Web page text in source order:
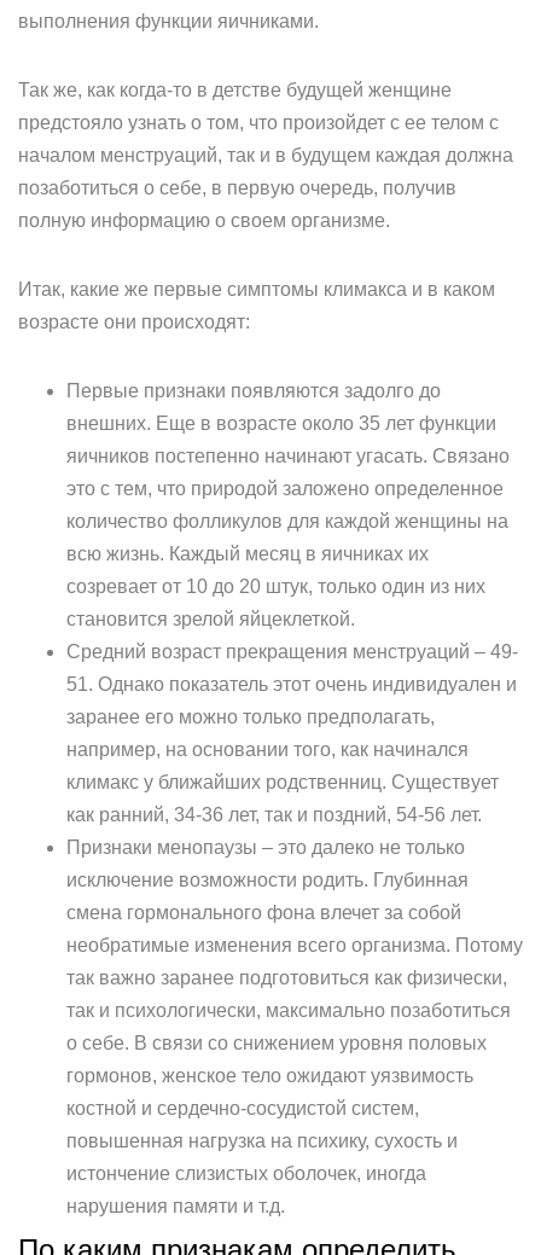
выполнения функции яичниками.
Так же, как когда-то в детстве будущей женщине
предстояло узнать о том, что произойдет с ее телом с
началом менструаций, так и в будущем каждая должна
позаботиться о себе, в первую очередь, получив
полную информацию о своем организме.
Итак, какие же первые симптомы климакса и в каком
возрасте они происходят:
Первые признаки появляются задолго до
внешних. Еще в возрасте около 35 лет функции
яичников постепенно начинают угасать. Связано
это с тем, что природой заложено определенное
количество фолликулов для каждой женщины на
всю жизнь. Каждый месяц в яичниках их
созревает от 10 до 20 штук, только один из них
становится зрелой яйцеклеткой.
Средний возраст прекращения менструаций – 49-
51. Однако показатель этот очень индивидуален и
заранее его можно только предполагать,
например, на основании того, как начинался
климакс у ближайших родственниц. Существует
как ранний, 34-36 лет, так и поздний, 54-56 лет.
Признаки менопаузы – это далеко не только
исключение возможности родить. Глубинная
смена гормонального фона влечет за собой
необратимые изменения всего организма. Потому
так важно заранее подготовиться как физически,
так и психологически, максимально позаботиться
о себе. В связи со снижением уровня половых
гормонов, женское тело ожидают уязвимость
костной и сердечно-сосудистой систем,
повышенная нагрузка на психику, сухость и
истончение слизистых оболочек, иногда
нарушения памяти и т.д.